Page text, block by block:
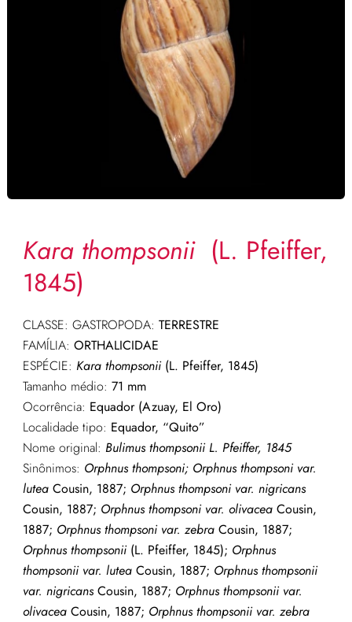
Kara thompsonii (L. Pfeiffer,
1845)
CLASSE: GASTROPODA: TERRESTRE
FAMÍLIA: ORTHALICIDAE
ESPÉCIE: Kara thompsonii(L. Pfeiffer, 1845)
Tamanho médio: 71 mm
Ocorrência: Equador (Azuay, El Oro)
Localidade tipo: Equador, “Quito”
Nome original: Bulimus thompsonii L. Pfeiffer, 1845
Sinônimos: Orphnus thompsoni; Orphnus thompsoni var.
luteaCousin, 1887; Orphnus thompsoni var. nigricans
Cousin, 1887; Orphnus thompsoni var. olivaceaCousin,
1887; Orphnus thompsoni var. zebraCousin, 1887;
Orphnus thompsonii(L. Pfeiffer, 1845); Orphnus
thompsonii var. luteaCousin, 1887; Orphnus thompsonii
var. nigricansCousin, 1887; Orphnus thompsonii var.
olivaceaCousin, 1887; Orphnus thompsonii var. zebra